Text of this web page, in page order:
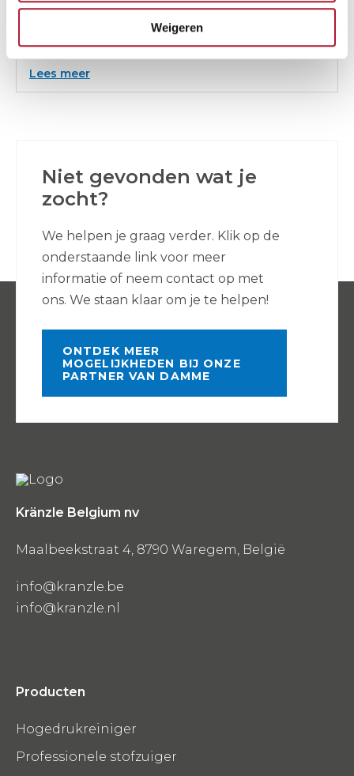
Weigeren
HD slang 15 M DN 6 (KR145T-160T-1150T-1151T-...)
Lees meer:
HD
slang
1150T-
1151T-...)
Niet gevonden wat je
zocht?
We helpen je graag verder. Klik op de
onderstaande link voor meer
informatie of neem contact op met
ons. We staan klaar om je te helpen!
ONTDEK MEER
MOGELIJKHEDEN BIJ ONZE
PARTNER VAN DAMME
Kränzle Belgium nv
Maalbeekstraat 4, 8790 Waregem, België
info@kranzle.be
info@kranzle.nl
Producten
Hogedrukreiniger
Professionele stofzuiger